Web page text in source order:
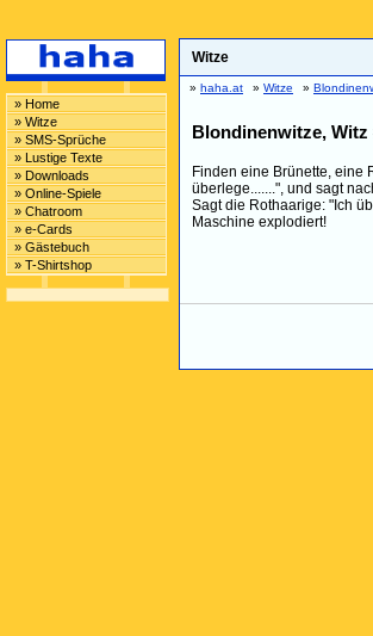
» Home
» Witze
» SMS-Sprüche
» Lustige Texte
» Downloads
» Online-Spiele
» Chatroom
» e-Cards
» Gästebuch
» T-Shirtshop
Witze
» haha.at » Witze »
Blondinenwitze, Witz
Finden eine Brünette, eine
überlege.......", und sagt
Sagt die Rothaarige: "Ich
Maschine explodiert!